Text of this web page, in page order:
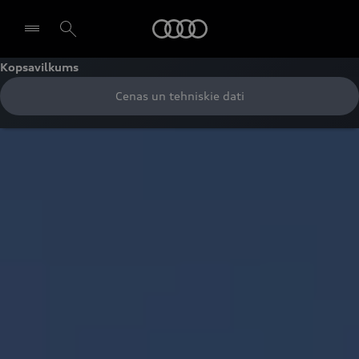
Izvēlēties dīleri
Kopsavilkums
Cenas un tehniskie dati